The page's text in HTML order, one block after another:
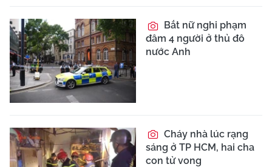
Bắt nữ nghi phạm
đâm 4 người ở thủ đô
nước Anh
Cháy nhà lúc rạng
sáng ở TP HCM, hai cha
con tử vong